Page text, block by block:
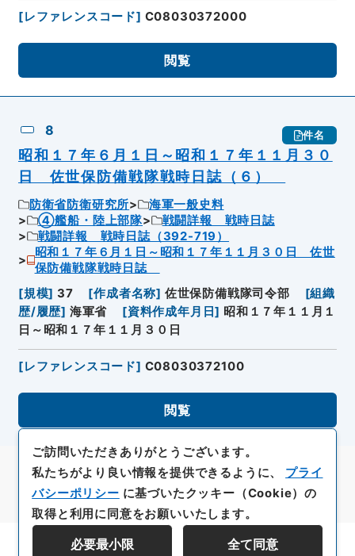
[レファレンスコード] C08030372000
閲覧
8 件名
昭和１７年６月１日～昭和１７年１１月３０
日 佐世保防備戦隊戦時日誌（６）
防衛省防衛研究所
海軍一般史料
④艦船・陸上部隊
戦闘詳報 戦時日誌
戦闘詳報 戦時日誌（392-719）
昭和１７年６月１日～昭和１７年１１月３０日 佐世
保防備戦隊戦時日誌
[規模] 37 [作成者名称] 佐世保防備戦隊司令部 [組織
歴/履歴] 海軍省 [資料作成年月日] 昭和１７年１１月１
日～昭和１７年１１月３０日
[レファレンスコード] C08030372100
閲覧
ご訪問いただきありがとうございます。
私たちがより良い情報を提供できるように、 プライ
バシーポリシー に基づいたクッキー（Cookie）の
取得と利用に同意をお願いいたします。
必要最小限 全て同意